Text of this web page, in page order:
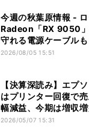
今週の秋葉原情報 -
Radeon「RX 9050
守れる電源ケーブルも
2026/08/05 15:51
【決算深読み】エプ
はプリンター回復で
幅減益、今期は増収
2026/05/07 15:31